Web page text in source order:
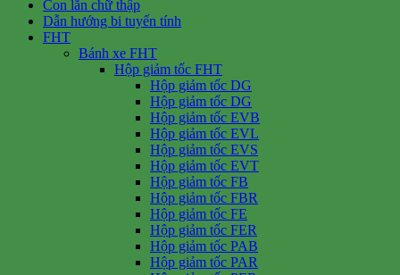
Con lăn chữ thập
Dẫn hướng bi tuyến tính
FHT
Bánh xe FHT
Hộp giảm tốc FHT
Hộp giảm tốc DG
Hộp giảm tốc DG
Hộp giảm tốc EVB
Hộp giảm tốc EVL
Hộp giảm tốc EVS
Hộp giảm tốc EVT
Hộp giảm tốc FB
Hộp giảm tốc FBR
Hộp giảm tốc FE
Hộp giảm tốc FER
Hộp giảm tốc PAB
Hộp giảm tốc PAR